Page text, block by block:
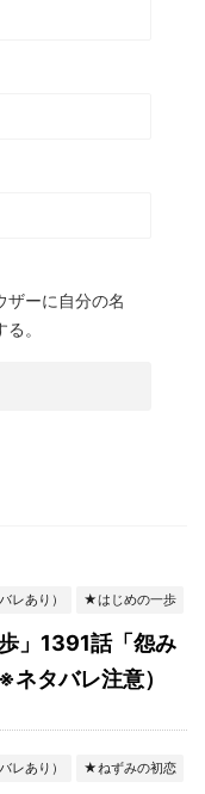
ザーに自分の名
。
レあり） ★はじめの一歩
」1391話「怨み
タバレ注意）
レあり） ★ねずみの初恋